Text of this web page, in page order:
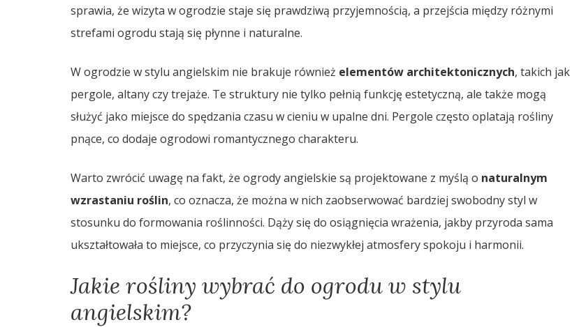
sprawia, że wizyta w ogrodzie staje się prawdziwą przyjemnością, a przejścia między różnymi
strefami ogrodu stają się płynne i naturalne.
W ogrodzie w stylu angielskim nie brakuje również elementów architektonicznych, takich jak
pergole, altany czy trejaże. Te struktury nie tylko pełnią funkcję estetyczną, ale także mogą
służyć jako miejsce do spędzania czasu w cieniu w upalne dni. Pergole często oplatają rośliny
pnące, co dodaje ogrodowi romantycznego charakteru.
Warto zwrócić uwagę na fakt, że ogrody angielskie są projektowane z myślą o naturalnym
wzrastaniu roślin, co oznacza, że można w nich zaobserwować bardziej swobodny styl w
stosunku do formowania roślinności. Dąży się do osiągnięcia wrażenia, jakby przyroda sama
ukształtowała to miejsce, co przyczynia się do niezwykłej atmosfery spokoju i harmonii.
Jakie rośliny wybrać do ogrodu w stylu
angielskim?